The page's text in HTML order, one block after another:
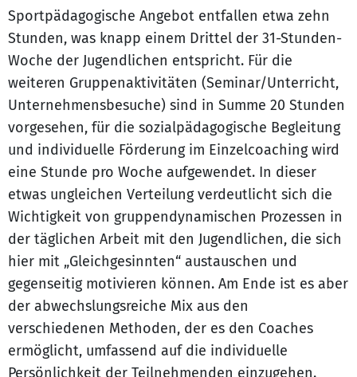
Sportpädagogische Angebot entfallen etwa zehn
Stunden, was knapp einem Drittel der 31-Stunden-
Woche der Jugendlichen entspricht. Für die
weiteren Gruppenaktivitäten (Seminar/Unterricht,
Unternehmensbesuche) sind in Summe 20 Stunden
vorgesehen, für die sozialpädagogische Begleitung
und individuelle Förderung im Einzelcoaching wird
eine Stunde pro Woche aufgewendet. In dieser
etwas ungleichen Verteilung verdeutlicht sich die
Wichtigkeit von gruppendynamischen Prozessen in
der täglichen Arbeit mit den Jugendlichen, die sich
hier mit „Gleichgesinnten“ austauschen und
gegenseitig motivieren können. Am Ende ist es aber
der abwechslungsreiche Mix aus den
verschiedenen Methoden, der es den Coaches
ermöglicht, umfassend auf die individuelle
Persönlichkeit der Teilnehmenden einzugehen.